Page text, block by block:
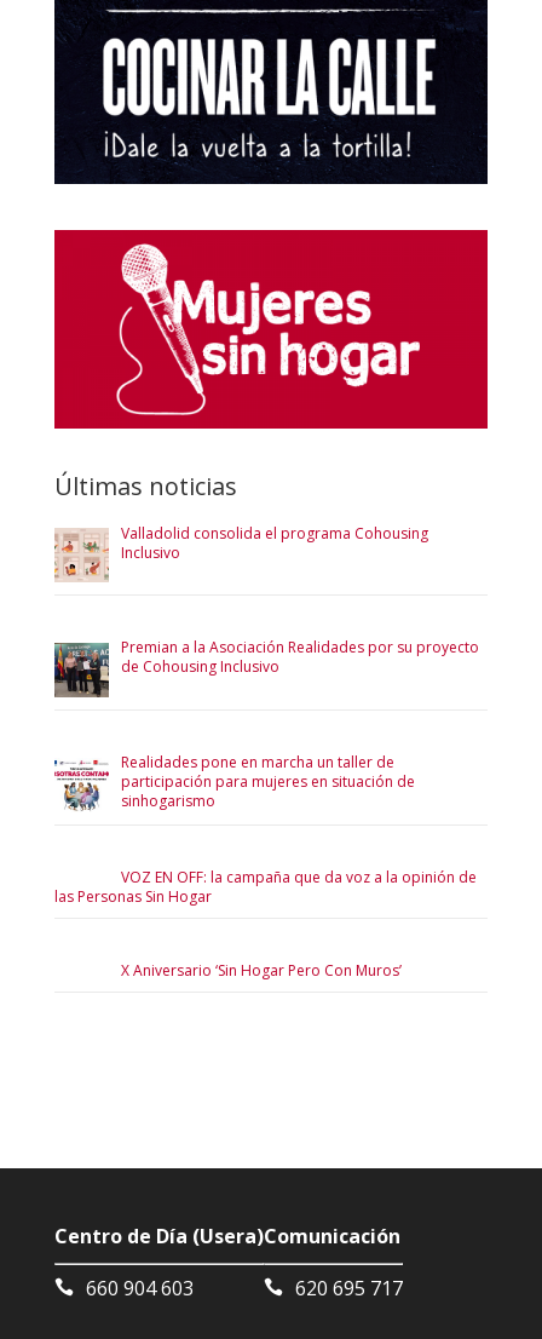
Últimas noticias
Valladolid consolida el programa Cohousing
Inclusivo
Premian a la Asociación Realidades por su proyecto
de Cohousing Inclusivo
Realidades pone en marcha un taller de
participación para mujeres en situación de
sinhogarismo
VOZ EN OFF: la campaña que da voz a la opinión de
las Personas Sin Hogar
X Aniversario ‘Sin Hogar Pero Con Muros’
Centro de Día (Usera)
660 904 603
Comunicación
620 695 717